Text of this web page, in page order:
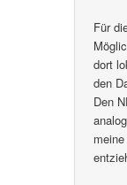
Für
dort
den
Den